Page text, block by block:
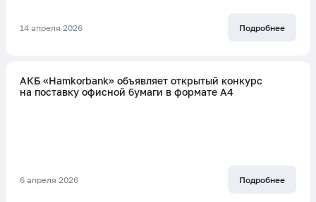
14 апреля 2026 Подробнее
АКБ «Hamkorbank» объявляет открытый конкурс
на поставку офисной бумаги в формате A4
6 апреля 2026 Подробнее